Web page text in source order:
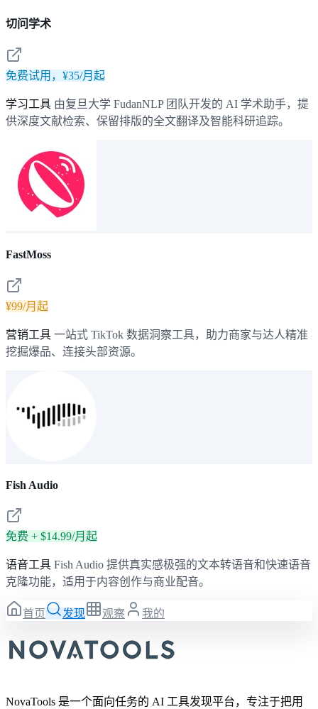
切问学术
免费试用，¥35/月起
学习工具 由复旦大学 FudanNLP 团队开发的 AI 学术助手，提
供深度文献检索、保留排版的全文翻译及智能科研追踪。
FastMoss
¥99/月起
营销工具 一站式 TikTok 数据洞察工具，助力商家与达人精准
挖掘爆品、连接头部资源。
Fish Audio
免费 + $14.99/月起
语音工具 Fish Audio 提供真实感极强的文本转语音和快速语音
克隆功能，适用于内容创作与商业配音。
首页 发现 观察 我的
NovaTools 是一个面向任务的 AI 工具发现平台，专注于把用